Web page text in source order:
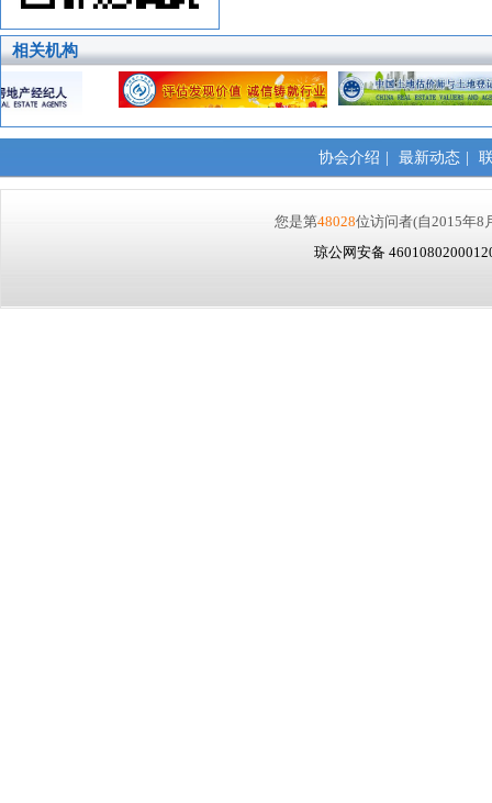
相关机构
协会介绍 最新动态
您是第48028位访问者(自2015年8
琼公网安备